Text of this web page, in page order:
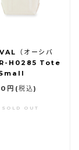
（オーシバ
H0285 Tote
円 (税込)
SOLD OUT